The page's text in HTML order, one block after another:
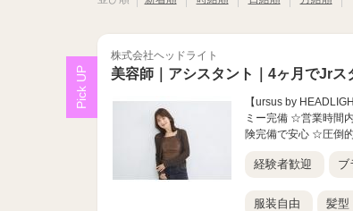
株式会社ヘッドライト
美容師｜アシスタント｜4ヶ月でJrス
【ursus by
ミー完備 ☆営業時間
険完備で安心 ☆圧倒
経験者歓迎 ブ
服装自由 髪型